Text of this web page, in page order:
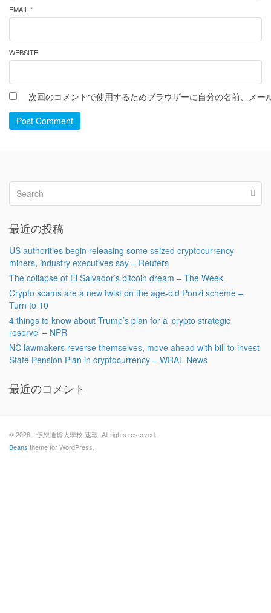
EMAIL *
WEBSITE
次回のコメントで使用するためブラウザーに自分の名前、メー
Post Comment
最近の投稿
US authorities begin releasing some seized cryptocurrency
miners, industry executives say – Reuters
The collapse of El Salvador’s bitcoin dream – The Week
Crypto scams are a new twist on the age-old Ponzi scheme –
Turn to 10
4 things to know about Trump’s plan for a ‘crypto strategic
reserve’ – NPR
NC lawmakers reverse themselves, move ahead with bill to invest
State Pension Plan in cryptocurrency – WRAL News
最近のコメント
© 2026 - 仮想通貨大學校 速報. All rights reserved.
Beans theme for WordPress.